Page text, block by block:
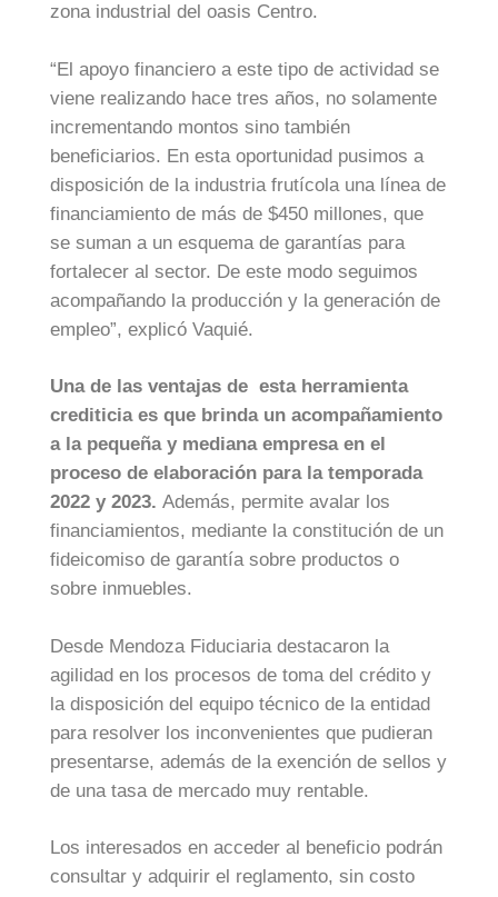
zona industrial del oasis Centro.
“El apoyo financiero a este tipo de actividad se
viene realizando hace tres años, no solamente
incrementando montos sino también
beneficiarios. En esta oportunidad pusimos a
disposición de la industria frutícola una línea de
financiamiento de más de $450 millones, que
se suman a un esquema de garantías para
fortalecer al sector. De este modo seguimos
acompañando la producción y la generación de
empleo”, explicó Vaquié.
Una de las ventajas de esta herramienta
crediticia es que brinda un acompañamiento
a la pequeña y mediana empresa en el
proceso de elaboración para la temporada
2022 y 2023. Además, permite avalar los
financiamientos, mediante la constitución de un
fideicomiso de garantía sobre productos o
sobre inmuebles.
Desde Mendoza Fiduciaria destacaron la
agilidad en los procesos de toma del crédito y
la disposición del equipo técnico de la entidad
para resolver los inconvenientes que pudieran
presentarse, además de la exención de sellos y
de una tasa de mercado muy rentable.
Los interesados en acceder al beneficio podrán
consultar y adquirir el reglamento, sin costo